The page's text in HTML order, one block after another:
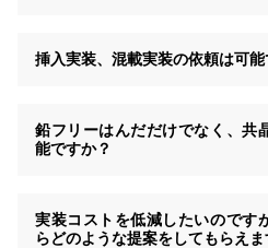
挿入実装、混載実装の依頼は可能
鉛フリーはんだだけでなく、共
能ですか？
実装コストを低減したいのです
らどのような提案をしてもらえま